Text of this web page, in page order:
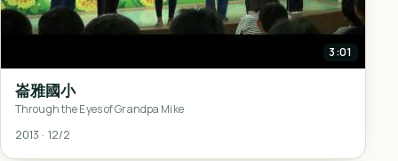
3:01
崙雅國小
Through the Eyes of Grandpa Mike
2013 · 12/2